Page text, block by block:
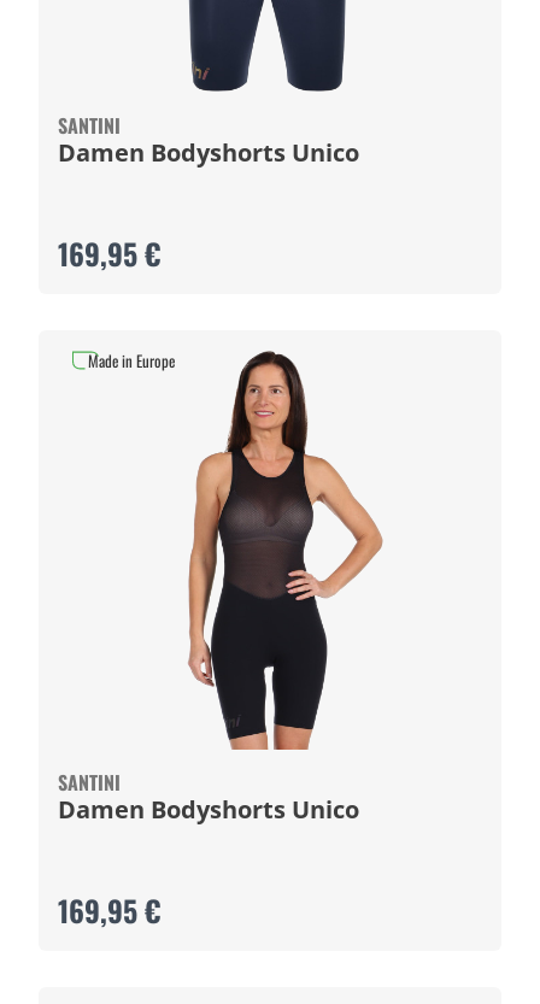
SANTINI
Damen Bodyshorts Unico
169,95 €
SANTINI
Damen Bodyshorts Unico
169,95 €
Made in Europe